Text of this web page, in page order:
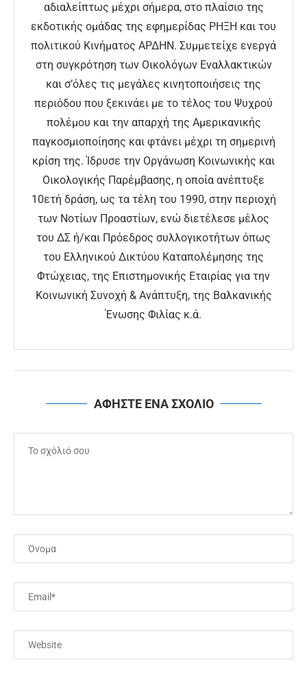
αδιαλείπτως μέχρι σήμερα, στο πλαίσιο της
εκδοτικής ομάδας της εφημερίδας ΡΗΞΗ και του
πολιτικού Κινήματος ΑΡΔΗΝ. Συμμετείχε ενεργά
στη συγκρότηση των Οικολόγων Εναλλακτικών
και σ’όλες τις μεγάλες κινητοποιήσεις της
περιόδου που ξεκινάει με το τέλος του Ψυχρού
πολέμου και την απαρχή της Αμερικανικής
παγκοσμιοποίησης και φτάνει μέχρι τη σημερινή
κρίση της. Ίδρυσε την Οργάνωση Κοινωνικής και
Οικολογικής Παρέμβασης, η οποία ανέπτυξε
10ετή δράση, ως τα τέλη του 1990, στην περιοχή
των Νοτίων Προαστίων, ενώ διετέλεσε μέλος
του ΔΣ ή/και Πρόεδρος συλλογικοτήτων όπως
του Ελληνικού Δικτύου Καταπολέμησης της
Φτώχειας, της Επιστημονικής Εταιρίας για την
Κοινωνική Συνοχή & Ανάπτυξη, της Βαλκανικής
Ένωσης Φιλίας κ.ά.
ΑΦΗΣΤΕ ΕΝΑ ΣΧΟΛΙΟ